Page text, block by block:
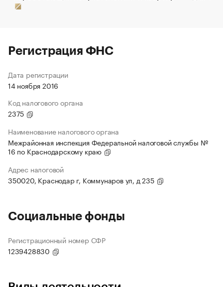
Регистрация ФНС
Дата регистрации
14 ноября 2016
Код налогового органа
2375
Наименование налогового органа
Межрайонная инспекция Федеральной налоговой службы №
16 по Краснодарскому краю
Адрес налоговой
350020, Краснодар г, Коммунаров ул, д 235
Социальные фонды
Регистрационный номер СФР
1239428830